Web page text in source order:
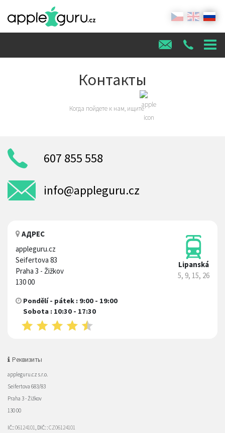
Контакты
Когда пойдете к нам, ищите
607 855 558
info@appleguru.cz
АДРЕС
appleguru.cz
Seifertova 83
Praha 3 - Žižkov
130 00
Lipanská
5, 9, 15, 26
Pondělí - pátek : 9:00 - 19:00
Sobota : 10:30 - 17:30
Реквизиты
appleguru.cz s.r.o.
Seifertova 683/83
Praha 3 - Žižkov
130 00
IČ::06124101, DIČ: :CZ06124101